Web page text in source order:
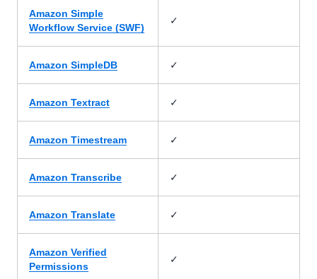
Amazon Simple
Workflow Service (SWF)
✓
Amazon SimpleDB ✓
Amazon Textract ✓
Amazon Timestream ✓
Amazon Transcribe ✓
Amazon Translate ✓
Amazon Verified
Permissions
✓